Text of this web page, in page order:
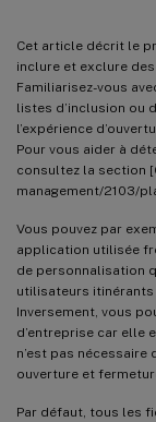
Cet article décrit le
inclure et exclure
Familiarisez-vous
listes d’inclusion ou
l’expérience
Pour vous aider à
consultez la section
management/2103/
Vous pouvez par
application utilisée
de personnalisation
utilisateurs itinérants
Inversement, vous
d’entreprise car elle
n’est pas
ouverture et
Par défaut, tous les